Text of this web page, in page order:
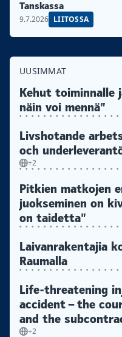
Tanskassa
9.7.2026 LIITOSSA
UUSIMMAT
Kehut toiminnalle
näin voi mennä”
Livshotande
och
+2
Pitkien matkojen
juokseminen on
on taidetta”
Laivanrakentajia
Raumalla
Life-threatening
accident – the
and the
+2